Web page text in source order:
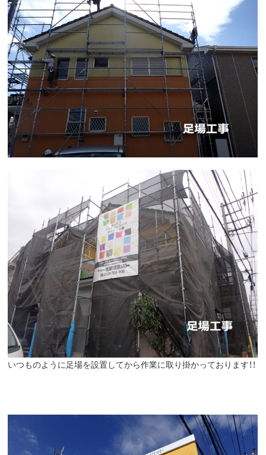
いつものように足場を設置してから作業に取り掛かっております！！